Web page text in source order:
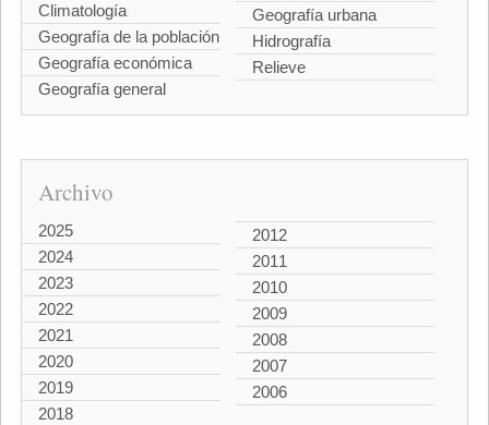
Climatología
Geografía de la población
Geografía económica
Geografía general
Geografía urbana
Hidrografía
Relieve
Archivo
2025
2024
2023
2022
2021
2020
2019
2018
2012
2011
2010
2009
2008
2007
2006